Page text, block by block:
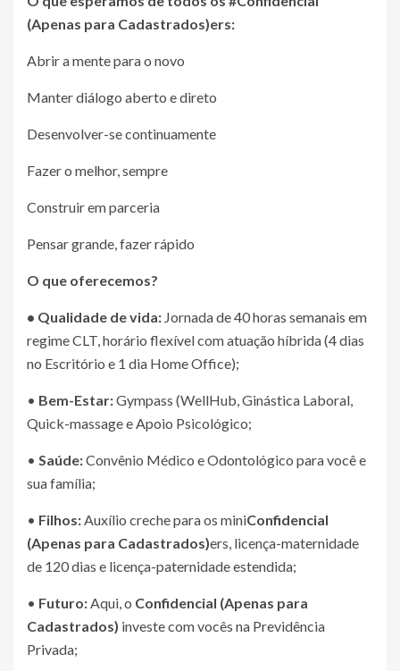
(Apenas para Cadastrados)ers:
Abrir a mente para o novo
Manter diálogo aberto e direto
Desenvolver-se continuamente
Fazer o melhor, sempre
Construir em parceria
Pensar grande, fazer rápido
O que oferecemos?
• Qualidade de vida: Jornada de 40 horas semanais em
regime CLT, horário flexível com atuação híbrida (4 dias
no Escritório e 1 dia Home Office);
• Bem-Estar:Gympass (WellHub, Ginástica Laboral,
Quick-massage e Apoio Psicológico;
• Saúde:Convênio Médico e Odontológico para você e
sua família;
• Filhos:Auxílio creche para os miniConfidencial
(Apenas para Cadastrados)ers, licença-maternidade
de 120 dias e licença-paternidade estendida;
• Futuro:Aqui, o Confidencial (Apenas para
Cadastrados) investe com vocês na Previdência
Privada;